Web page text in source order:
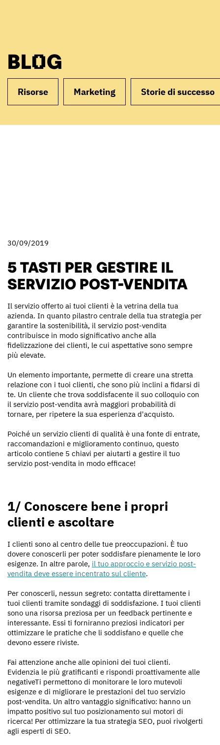
BLOG
Risorse Marketing Storie di successo
30/09/2019
5 TASTI PER GESTIRE IL
SERVIZIO POST-VENDITA
Il servizio offerto ai tuoi clienti è la vetrina della tua
azienda. In quanto pilastro centrale della tua strategia per
garantire la sostenibilità, il servizio post-vendita
contribuisce in modo significativo anche alla
fidelizzazione dei clienti, le cui aspettative sono sempre
più elevate.
Un elemento importante, permette di creare una stretta
relazione con i tuoi clienti, che sono più inclini a fidarsi di
te. Un cliente che trova soddisfacente il suo colloquio con
il servizio post-vendita avrà maggiori probabilità di
tornare, per ripetere la sua esperienza d'acquisto.
Poiché un servizio clienti di qualità è una fonte di entrate,
raccomandazioni e miglioramento continuo, questo
articolo contiene 5 chiavi per aiutarti a gestire il tuo
servizio post-vendita in modo efficace!
1/ Conoscere bene i propri
clienti e ascoltare
I clienti sono al centro delle tue preoccupazioni. È tuo
dovere conoscerli per poter soddisfare pienamente le loro
esigenze. In altre parole, il tuo approccio e servizio post-
vendita deve essere incentrato sul cliente.
Per conoscerli, nessun segreto: contatta direttamente i
tuoi clienti tramite sondaggi di soddisfazione. I tuoi clienti
sono una risorsa preziosa per un feedback pertinente e
interessante. Essi ti forniranno preziosi indicatori per
ottimizzare le pratiche che li soddisfano e quelle che
devono essere riviste.
Fai attenzione anche alle opinioni dei tuoi clienti.
Evidenzia le più gratificanti e rispondi proattivamente alle
negativeTi permettono di monitorare le loro mutevoli
esigenze e di migliorare le prestazioni del tuo servizio
post-vendita. Un altro vantaggio significativo: hanno un
impatto positivo sul tuo posizionamento sui motori di
ricerca! Per ottimizzare la tua strategia SEO, puoi rivolgerti
agli esperti di SEO.